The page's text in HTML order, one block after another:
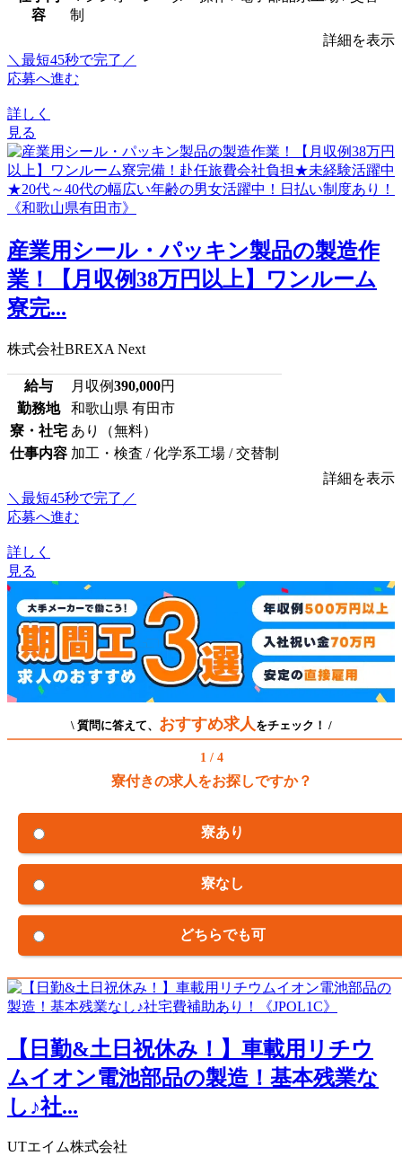
容
制
詳細を表示
＼最短45秒で完了／
応募へ進む
詳しく
見る
産業用シール・パッキン製品の製造作
業！【月収例38万円以上】ワンルーム
寮完...
株式会社BREXA Next
給与 月収例390,000円
勤務地
和歌山県 有田市
寮・社宅 あり（無料）
仕事内容 加工・検査 / 化学系工場 / 交替制
詳細を表示
＼最短45秒で完了／
応募へ進む
詳しく
見る
\ 質問に答えて、 おすすめ求人 をチェック！ /
1 / 4
寮付きの求人をお探しですか？
寮あり
寮なし
どちらでも可
【日勤&土日祝休み！】車載用リチウ
ムイオン電池部品の製造！基本残業な
し♪社...
UTエイム株式会社